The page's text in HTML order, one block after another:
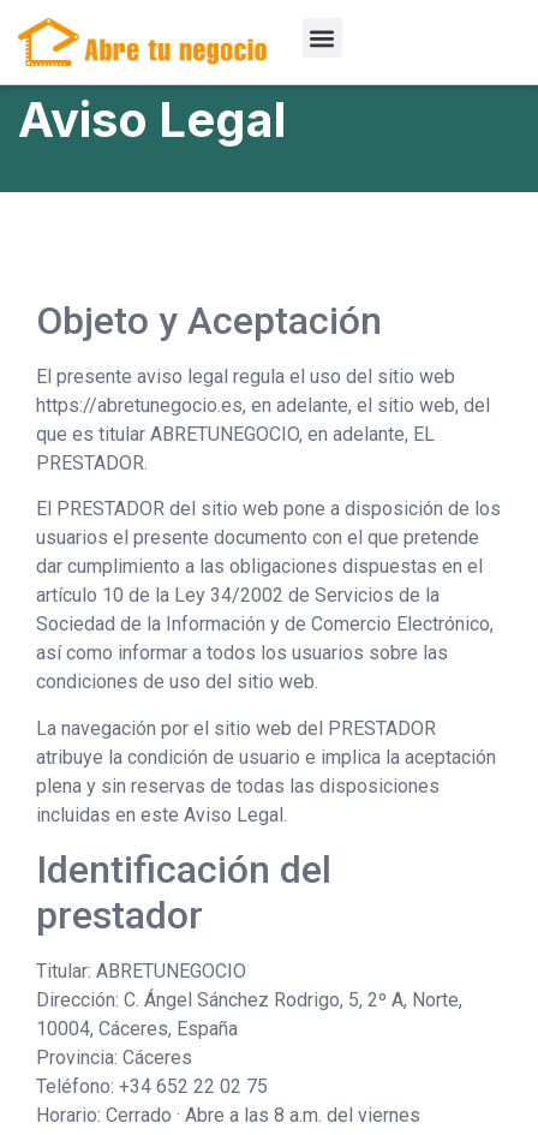
Aviso Legal
Objeto y Aceptación
El presente aviso legal regula el uso del sitio web
https://abretunegocio.es, en adelante, el sitio web, del
que es titular ABRETUNEGOCIO, en adelante, EL
PRESTADOR.
El PRESTADOR del sitio web pone a disposición de los
usuarios el presente documento con el que pretende
dar cumplimiento a las obligaciones dispuestas en el
artículo 10 de la Ley 34/2002 de Servicios de la
Sociedad de la Información y de Comercio Electrónico,
así como informar a todos los usuarios sobre las
condiciones de uso del sitio web.
La navegación por el sitio web del PRESTADOR
atribuye la condición de usuario e implica la aceptación
plena y sin reservas de todas las disposiciones
incluidas en este Aviso Legal.
Identificación del
prestador
Titular: ABRETUNEGOCIO
Dirección: C. Ángel Sánchez Rodrigo, 5, 2º A, Norte,
10004, Cáceres, España
Provincia: Cáceres
Teléfono: +34 652 22 02 75
Horario: Cerrado · Abre a las 8 a.m. del viernes